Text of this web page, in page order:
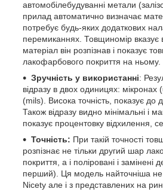
автомобілебудуванні метали
прилад автоматично визначає
потребує будь-яких додаткових
перемиканнях. Товщиномір вказує
матеріал він розпізнав і показує
лакофарбового покриття на ньому.
Зручність у використанні:
відразу в двох одиницях:
(mils). Висока точність, показує до
Також відразу видно мінімальні і
показує процентовку відхилення,
Точність: При такій точності
розпізнає не тільки другий шар
покриття, а і поліровані і замінені
перший). Ця модель найточніша не
Nicety але і з представлених на